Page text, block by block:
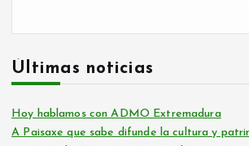
Últimas noticias
Hoy hablamos con ADMO Extremadura
A Paisaxe que sabe difunde la cultura y